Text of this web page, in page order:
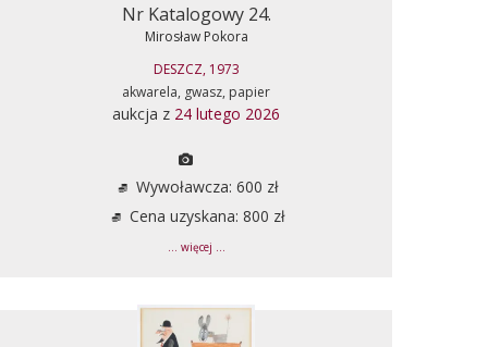
Nr Katalogowy 24.
Mirosław Pokora
DESZCZ, 1973
akwarela, gwasz, papier
aukcja z 24 lutego 2026
Wywoławcza: 600 zł
Cena uzyskana: 800 zł
... więcej ...